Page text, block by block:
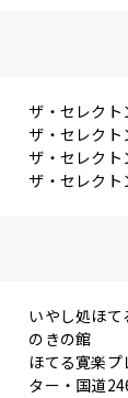
ザ・セレク
ザ・セレク
ザ・セレク
ザ・セレクト
いやし処ほて
のきの館
ほてる寛楽
ター・国道